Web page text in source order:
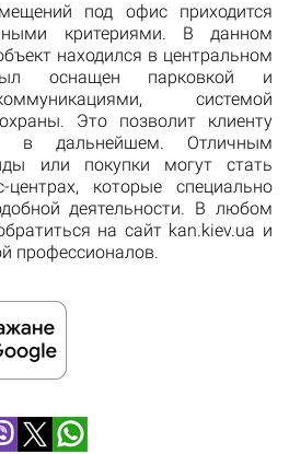
под офис приходится
иными критериями. В данном
находился в центральном
оснащен парковкой и
системой
Это позволит клиенту
в дальнейшем. Отличным
или покупки могут стать
которые специально
деятельности. В любом
на сайт kan.kiev.ua и
профессионалов.